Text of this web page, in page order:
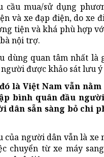
mua/sử dụng
và xe đạp điện, do xe
tiện và khá phù hợp
nội trợ.
dùng quan tâm nhất là
được khảo sát lưu
là Việt Nam vẫn
bình quân đầu
dân sẵn sàng bỏ chi
người dân vẫn là xe
chuyển từ xe máy